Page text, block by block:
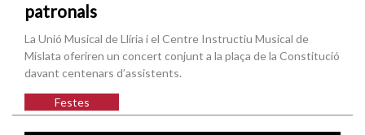
patronals
La Unió Musical de Llíria i el Centre Instructiu Musical de
Mislata oferiren un concert conjunt a la plaça de la Constitució
davant centenars d’assistents.
Festes